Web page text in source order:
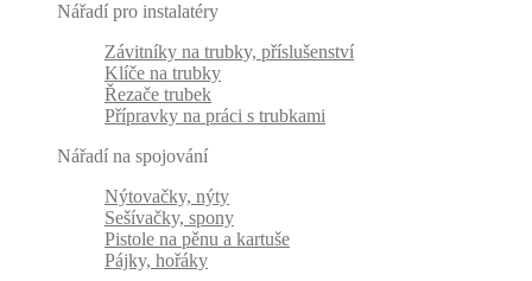
Nářadí pro instalatéry
Závitníky na trubky, příslušenství
Klíče na trubky
Řezače trubek
Přípravky na práci s trubkami
Nářadí na spojování
Nýtovačky, nýty
Sešívačky, spony
Pistole na pěnu a kartuše
Pájky, hořáky